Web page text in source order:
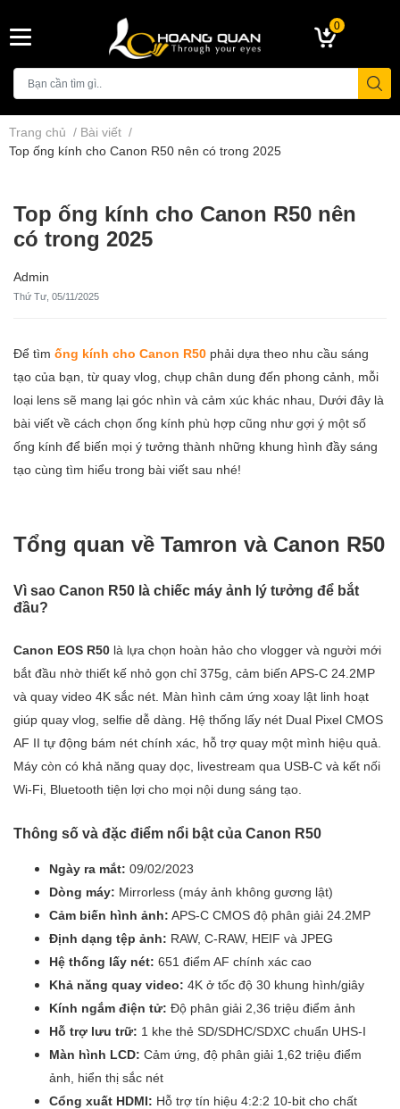
0
Trang chủ / Bài viết /
Top ống kính cho Canon R50 nên có trong 2025
Top ống kính cho Canon R50 nên
có trong 2025
Admin
Thứ Tư, 05/11/2025
Để tìm ống kính cho Canon R50 phải dựa theo nhu cầu sáng
tạo của bạn, từ quay vlog, chụp chân dung đến phong cảnh, mỗi
loại lens sẽ mang lại góc nhìn và cảm xúc khác nhau, Dưới đây là
bài viết về cách chọn ống kính phù hợp cũng như gợi ý một số
ống kính để biến mọi ý tưởng thành những khung hình đầy sáng
tạo cùng tìm hiểu trong bài viết sau nhé!
Tổng quan về Tamron và Canon R50
Vì sao Canon R50 là chiếc máy ảnh lý tưởng để bắt
đầu?
Canon EOS R50 là lựa chọn hoàn hảo cho vlogger và người mới
bắt đầu nhờ thiết kế nhỏ gọn chỉ 375g, cảm biến APS-C 24.2MP
và quay video 4K sắc nét. Màn hình cảm ứng xoay lật linh hoạt
giúp quay vlog, selfie dễ dàng. Hệ thống lấy nét Dual Pixel CMOS
AF II tự động bám nét chính xác, hỗ trợ quay một mình hiệu quả.
Máy còn có khả năng quay dọc, livestream qua USB-C và kết nối
Wi-Fi, Bluetooth tiện lợi cho mọi nội dung sáng tạo.
Thông số và đặc điểm nổi bật của Canon R50
Ngày ra mắt: 09/02/2023
Dòng máy: Mirrorless (máy ảnh không gương lật)
Cảm biến hình ảnh: APS-C CMOS độ phân giải 24.2MP
Định dạng tệp ảnh: RAW, C-RAW, HEIF và JPEG
Hệ thống lấy nét: 651 điểm AF chính xác cao
Khả năng quay video: 4K ở tốc độ 30 khung hình/giây
Kính ngắm điện tử: Độ phân giải 2,36 triệu điểm ảnh
Hỗ trợ lưu trữ: 1 khe thẻ SD/SDHC/SDXC chuẩn UHS-I
Màn hình LCD: Cảm ứng, độ phân giải 1,62 triệu điểm
ảnh, hiển thị sắc nét
Cổng xuất HDMI: Hỗ trợ tín hiệu 4:2:2 10-bit cho chất